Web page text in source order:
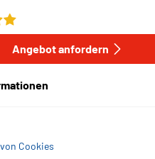
Angebot anfordern
Cookies